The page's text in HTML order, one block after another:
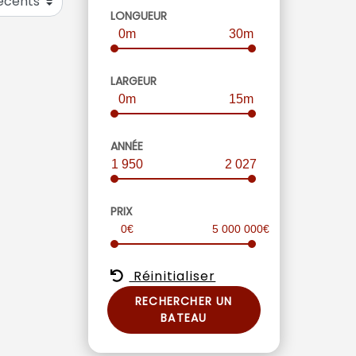
LONGUEUR
0m 30m
LARGEUR
0m 15m
ANNÉE
1 950 2 027
PRIX
0€ 5 000 000€
Réinitialiser
RECHERCHER UN
BATEAU